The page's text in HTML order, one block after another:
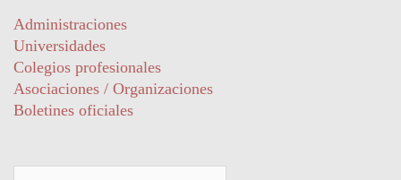
Administraciones
Universidades
Colegios profesionales
Asociaciones / Organizaciones
Boletines oficiales